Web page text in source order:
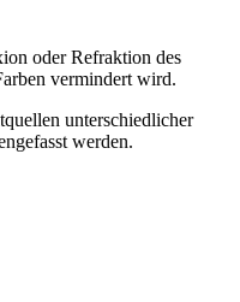
oder Refraktion des
vermindert wird.
unterschiedlicher
werden.